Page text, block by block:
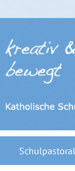
Schulpastoral